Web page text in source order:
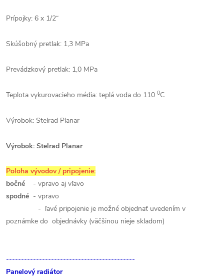
Prípojky: 6 x 1/2“
Skúšobný pretlak: 1,3 MPa
Prevádzkový pretlak: 1,0 MPa
Teplota vykurovacieho média: teplá voda do 110 0C
Výrobok: Stelrad Planar
Výrobok: Stelrad Planar
Poloha vývodov / pripojenie:
bočné - vpravo aj vľavo
spodné - vpravo
- ľavé pripojenie je možné objednať uvedením v
poznámke do objednávky (väčšinou nieje skladom)
-------------------------------------------
Panelový radiátor